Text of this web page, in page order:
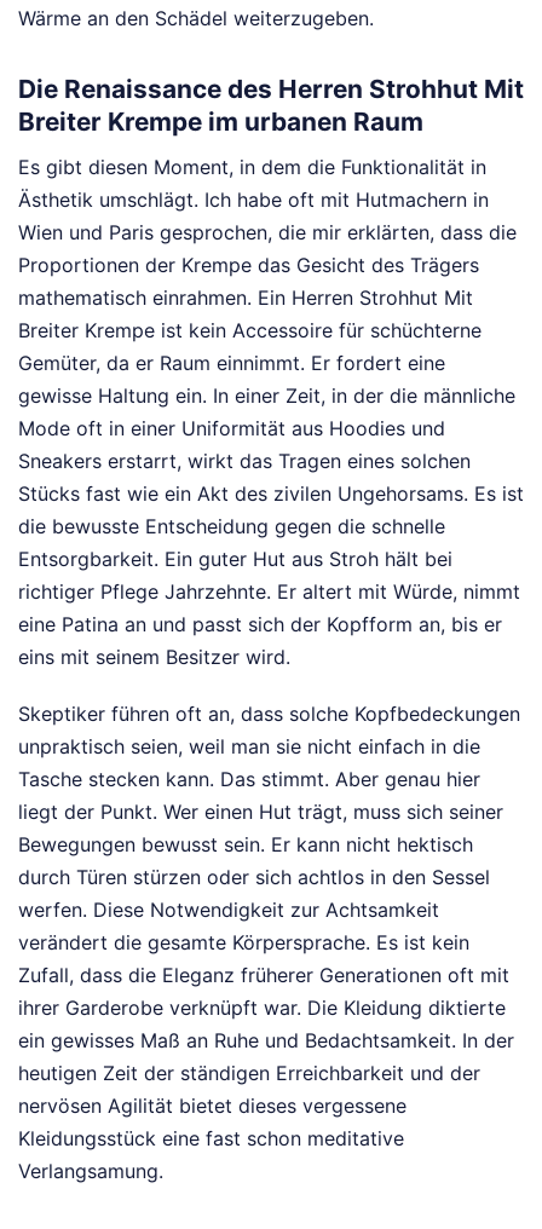
Wärme an den Schädel weiterzugeben.
Die Renaissance des Herren Strohhut Mit
Breiter Krempe im urbanen Raum
Es gibt diesen Moment, in dem die Funktionalität in
Ästhetik umschlägt. Ich habe oft mit Hutmachern in
Wien und Paris gesprochen, die mir erklärten, dass die
Proportionen der Krempe das Gesicht des Trägers
mathematisch einrahmen. Ein Herren Strohhut Mit
Breiter Krempe ist kein Accessoire für schüchterne
Gemüter, da er Raum einnimmt. Er fordert eine
gewisse Haltung ein. In einer Zeit, in der die männliche
Mode oft in einer Uniformität aus Hoodies und
Sneakers erstarrt, wirkt das Tragen eines solchen
Stücks fast wie ein Akt des zivilen Ungehorsams. Es ist
die bewusste Entscheidung gegen die schnelle
Entsorgbarkeit. Ein guter Hut aus Stroh hält bei
richtiger Pflege Jahrzehnte. Er altert mit Würde, nimmt
eine Patina an und passt sich der Kopfform an, bis er
eins mit seinem Besitzer wird.
Skeptiker führen oft an, dass solche Kopfbedeckungen
unpraktisch seien, weil man sie nicht einfach in die
Tasche stecken kann. Das stimmt. Aber genau hier
liegt der Punkt. Wer einen Hut trägt, muss sich seiner
Bewegungen bewusst sein. Er kann nicht hektisch
durch Türen stürzen oder sich achtlos in den Sessel
werfen. Diese Notwendigkeit zur Achtsamkeit
verändert die gesamte Körpersprache. Es ist kein
Zufall, dass die Eleganz früherer Generationen oft mit
ihrer Garderobe verknüpft war. Die Kleidung diktierte
ein gewisses Maß an Ruhe und Bedachtsamkeit. In der
heutigen Zeit der ständigen Erreichbarkeit und der
nervösen Agilität bietet dieses vergessene
Kleidungsstück eine fast schon meditative
Verlangsamung.